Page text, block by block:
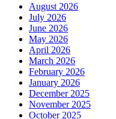
August 2026
July 2026
June 2026
May 2026
April 2026
March 2026
February 2026
January 2026
December 2025
November 2025
October 2025